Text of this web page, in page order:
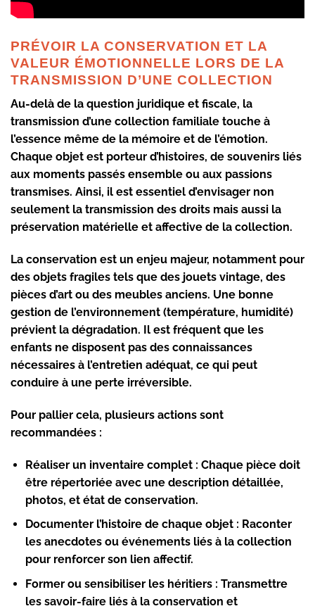
PRÉVOIR LA CONSERVATION ET LA
VALEUR ÉMOTIONNELLE LORS DE LA
TRANSMISSION D’UNE COLLECTION
Au-delà de la question juridique et fiscale, la
transmission d’une collection familiale touche à
l’essence même de la mémoire et de l’émotion.
Chaque objet est porteur d’histoires, de souvenirs liés
aux moments passés ensemble ou aux passions
transmises. Ainsi, il est essentiel d’envisager non
seulement la transmission des droits mais aussi la
préservation matérielle et affective de la collection.
La conservation est un enjeu majeur, notamment pour
des objets fragiles tels que des jouets vintage, des
pièces d’art ou des meubles anciens. Une bonne
gestion de l’environnement (température, humidité)
prévient la dégradation. Il est fréquent que les
enfants ne disposent pas des connaissances
nécessaires à l’entretien adéquat, ce qui peut
conduire à une perte irréversible.
Pour pallier cela, plusieurs actions sont
recommandées :
Réaliser un inventaire complet : Chaque pièce doit
être répertoriée avec une description détaillée,
photos, et état de conservation.
Documenter l’histoire de chaque objet : Raconter
les anecdotes ou événements liés à la collection
pour renforcer son lien affectif.
Former ou sensibiliser les héritiers : Transmettre
les savoir-faire liés à la conservation et